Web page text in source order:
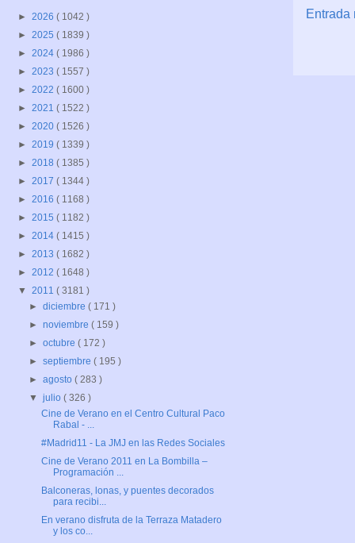
Entrada
► 2026 ( 1042 )
► 2025 ( 1839 )
► 2024 ( 1986 )
► 2023 ( 1557 )
► 2022 ( 1600 )
► 2021 ( 1522 )
► 2020 ( 1526 )
► 2019 ( 1339 )
► 2018 ( 1385 )
► 2017 ( 1344 )
► 2016 ( 1168 )
► 2015 ( 1182 )
► 2014 ( 1415 )
► 2013 ( 1682 )
► 2012 ( 1648 )
▼ 2011 ( 3181 )
►diciembre( 171 )
►noviembre( 159 )
►octubre( 172 )
►septiembre( 195 )
►agosto( 283 )
▼julio( 326 )
Cine de Verano en el Centro Cultural Paco
Rabal - ...
#Madrid11 - La JMJ en las Redes Sociales
Cine de Verano 2011 en La Bombilla –
Programación ...
Balconeras, lonas, y puentes decorados
para recibi...
En verano disfruta de la Terraza Matadero
y los co...